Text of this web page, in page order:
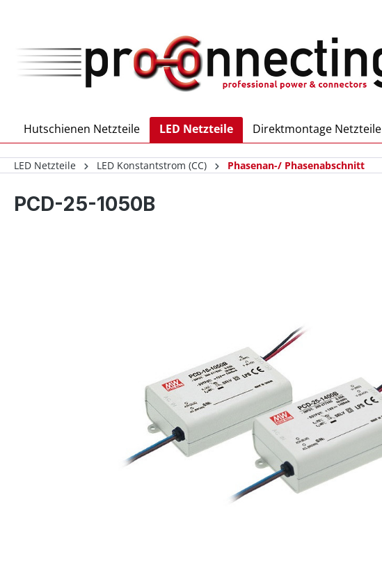
Hutschienen Netzteile LED Netzteile Direktmontage Netzteile
LED Netzteile LED Konstantstrom (CC) Phasenan-/ Phasenabschnitt
PCD-25-1050B